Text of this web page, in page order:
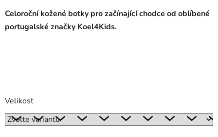
Celoroční kožené botky pro začínající chodce od oblíbené
portugalské značky Koel4Kids.
Velikost